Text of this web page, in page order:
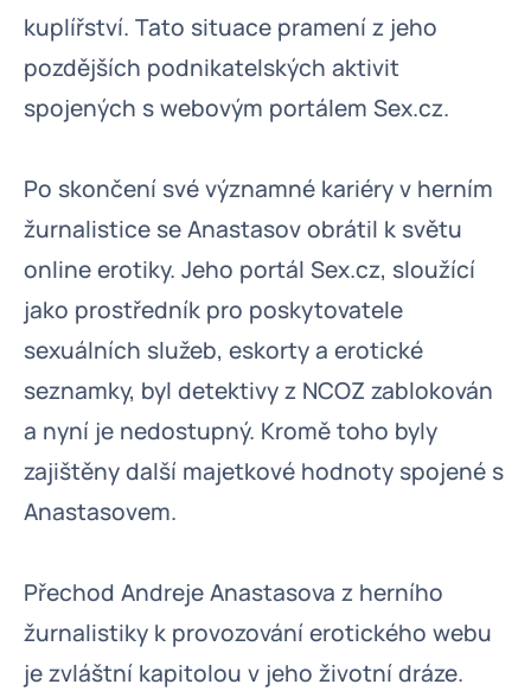
kuplířství. Tato situace pramení z jeho
pozdějších podnikatelských aktivit
spojených s webovým portálem Sex.cz.
Po skončení své významné kariéry v herním
žurnalistice se Anastasov obrátil k světu
online erotiky. Jeho portál Sex.cz, sloužící
jako prostředník pro poskytovatele
sexuálních služeb, eskorty a erotické
seznamky, byl detektivy z NCOZ zablokován
a nyní je nedostupný. Kromě toho byly
zajištěny další majetkové hodnoty spojené s
Anastasovem.
Přechod Andreje Anastasova z herního
žurnalistiky k provozování erotického webu
je zvláštní kapitolou v jeho životní dráze.